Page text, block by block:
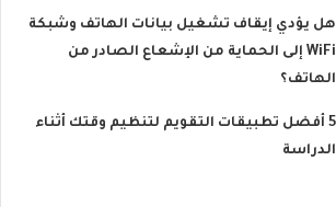
هل يؤدي إيقاف تشغيل بيانات الهاتف وشبكة
WiFi إلى الحماية من الإشعاع الصادر من
الهاتف؟
5 أفضل تطبيقات التقويم لتنظيم وقتك أثناء
الدراسة